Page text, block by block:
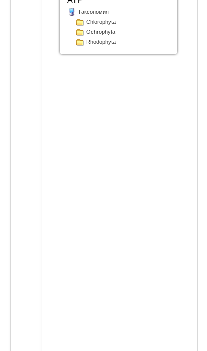
Таксономия
Chlorophyta
Ochrophyta
Rhodophyta